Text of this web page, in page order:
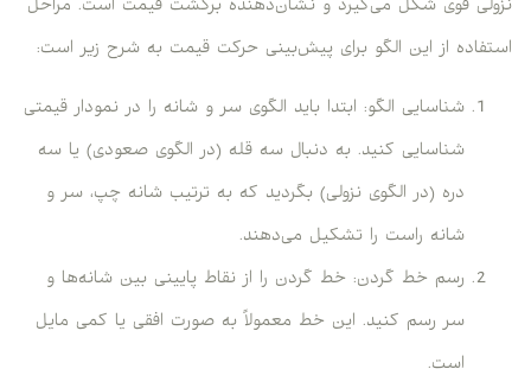
نزولی قوی شکل می‌گیرد و نشان‌دهنده برگشت قیمت است. مراحل
استفاده از این الگو برای پیش‌بینی حرکت قیمت به شرح زیر است:
شناسایی الگو: ابتدا باید الگوی سر و شانه را در نمودار قیمتی
شناسایی کنید. به دنبال سه قله (در الگوی صعودی) یا سه
دره (در الگوی نزولی) بگردید که به ترتیب شانه چپ، سر و
شانه راست را تشکیل می‌دهند.
رسم خط گردن: خط گردن را از نقاط پایینی بین شانه‌ها و
سر رسم کنید. این خط معمولاً به صورت افقی یا کمی مایل